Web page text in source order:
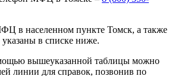
в населенном пункте Томск, а также
в списке ниже.
вышеуказанной таблицы можно
линии для справок, позвонив по